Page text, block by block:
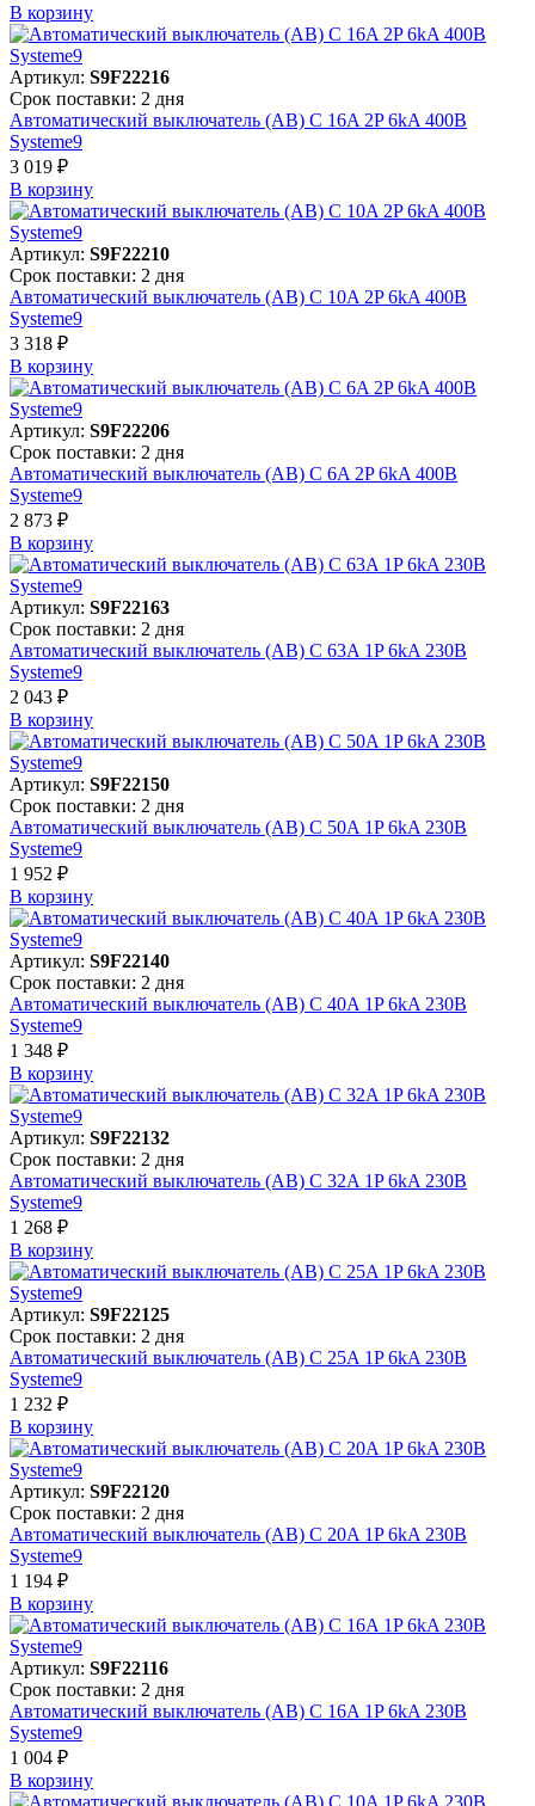
В корзинy
Артикул: S9F22216
Срок поставки: 2 дня
Автоматический выключатель (АВ) C 16A 2P 6kA 400В
Systeme9
3 019 ₽
В корзинy
Артикул: S9F22210
Срок поставки: 2 дня
Автоматический выключатель (АВ) C 10A 2P 6kA 400В
Systeme9
3 318 ₽
В корзинy
Артикул: S9F22206
Срок поставки: 2 дня
Автоматический выключатель (АВ) C 6A 2P 6kA 400В
Systeme9
2 873 ₽
В корзинy
Артикул: S9F22163
Срок поставки: 2 дня
Автоматический выключатель (АВ) C 63A 1P 6kA 230В
Systeme9
2 043 ₽
В корзинy
Артикул: S9F22150
Срок поставки: 2 дня
Автоматический выключатель (АВ) C 50A 1P 6kA 230В
Systeme9
1 952 ₽
В корзинy
Артикул: S9F22140
Срок поставки: 2 дня
Автоматический выключатель (АВ) C 40A 1P 6kA 230В
Systeme9
1 348 ₽
В корзинy
Артикул: S9F22132
Срок поставки: 2 дня
Автоматический выключатель (АВ) C 32A 1P 6kA 230В
Systeme9
1 268 ₽
В корзинy
Артикул: S9F22125
Срок поставки: 2 дня
Автоматический выключатель (АВ) C 25A 1P 6kA 230В
Systeme9
1 232 ₽
В корзинy
Артикул: S9F22120
Срок поставки: 2 дня
Автоматический выключатель (АВ) C 20A 1P 6kA 230В
Systeme9
1 194 ₽
В корзинy
Артикул: S9F22116
Срок поставки: 2 дня
Автоматический выключатель (АВ) C 16A 1P 6kA 230В
Systeme9
1 004 ₽
В корзинy